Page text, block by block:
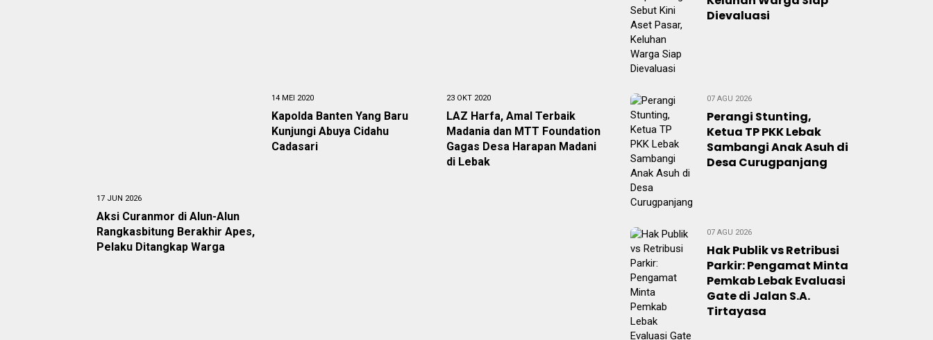
17 JUN 2026
Aksi Curanmor di Alun-Alun
Rangkasbitung Berakhir Apes,
Pelaku Ditangkap Warga
14 MEI 2020
Kapolda Banten Yang Baru
Kunjungi Abuya Cidahu
Cadasari
23 OKT 2020
LAZ Harfa, Amal Terbaik
Madania dan MTT Foundation
Gagas Desa Harapan Madani
di Lebak
Dievaluasi
07 AGU 2026
Perangi Stunting,
Ketua TP PKK Lebak
Sambangi Anak Asuh di
Desa Curugpanjang
07 AGU 2026
Hak Publik vs Retribusi
Parkir: Pengamat Minta
Pemkab Lebak Evaluasi
Gate di Jalan S.A.
Tirtayasa